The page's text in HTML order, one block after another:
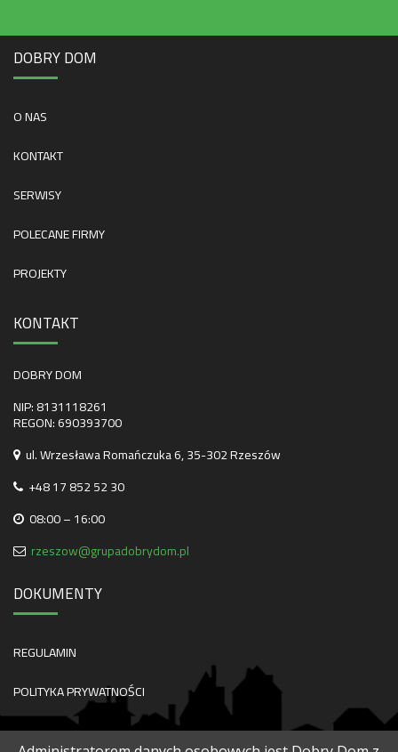
DOBRY DOM
O NAS
KONTAKT
SERWISY
POLECANE FIRMY
PROJEKTY
KONTAKT
DOBRY DOM
NIP: 8131118261
REGON: 690393700
ul. Wrzesława Romańczuka 6, 35-302 Rzeszów
+48 17 852 52 30
08:00 – 16:00
rzeszow@grupadobrydom.pl
DOKUMENTY
REGULAMIN
POLITYKA PRYWATNOŚCI